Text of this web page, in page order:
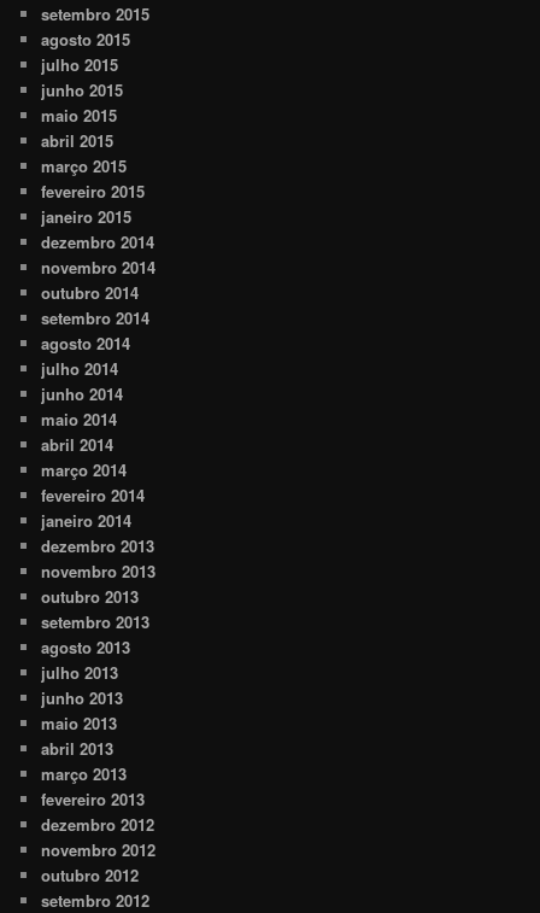
setembro 2015
agosto 2015
julho 2015
junho 2015
maio 2015
abril 2015
março 2015
fevereiro 2015
janeiro 2015
dezembro 2014
novembro 2014
outubro 2014
setembro 2014
agosto 2014
julho 2014
junho 2014
maio 2014
abril 2014
março 2014
fevereiro 2014
janeiro 2014
dezembro 2013
novembro 2013
outubro 2013
setembro 2013
agosto 2013
julho 2013
junho 2013
maio 2013
abril 2013
março 2013
fevereiro 2013
dezembro 2012
novembro 2012
outubro 2012
setembro 2012